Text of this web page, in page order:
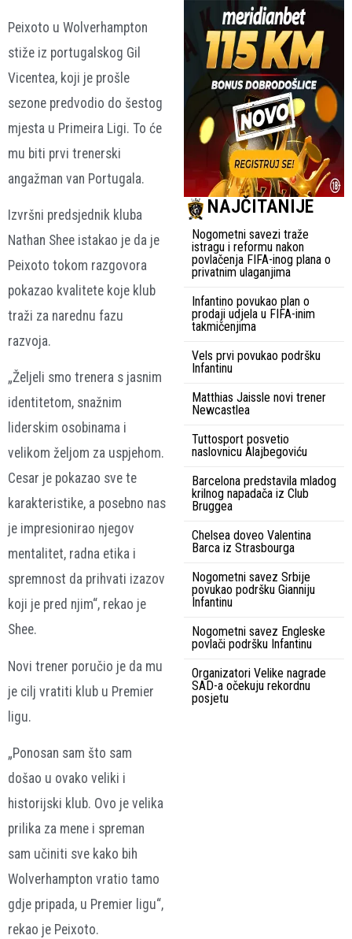
Peixoto u Wolverhampton
stiže iz portugalskog Gil
Vicentea, koji je prošle
sezone predvodio do šestog
mjesta u Primeira Ligi. To će
mu biti prvi trenerski
angažman van Portugala.
Izvršni predsjednik kluba
Nathan Shee istakao je da je
Peixoto tokom razgovora
pokazao kvalitete koje klub
traži za narednu fazu
razvoja.
„Željeli smo trenera s jasnim
identitetom, snažnim
liderskim osobinama i
velikom željom za uspjehom.
Cesar je pokazao sve te
karakteristike, a posebno nas
je impresionirao njegov
mentalitet, radna etika i
spremnost da prihvati izazov
koji je pred njim“, rekao je
Shee.
Novi trener poručio je da mu
je cilj vratiti klub u Premier
ligu.
„Ponosan sam što sam
došao u ovako veliki i
historijski klub. Ovo je velika
prilika za mene i spreman
sam učiniti sve kako bih
Wolverhampton vratio tamo
gdje pripada, u Premier ligu“,
rekao je Peixoto.
NAJČITANIJE
Nogometni savezi traže
istragu i reformu nakon
povlačenja FIFA-inog plana o
privatnim ulaganjima
Infantino povukao plan o
prodaji udjela u FIFA-inim
takmičenjima
Vels prvi povukao podršku
Infantinu
Matthias Jaissle novi trener
Newcastlea
Tuttosport posvetio
naslovnicu Alajbegoviću
Barcelona predstavila mladog
krilnog napadača iz Club
Bruggea
Chelsea doveo Valentina
Barca iz Strasbourga
Nogometni savez Srbije
povukao podršku Gianniju
Infantinu
Nogometni savez Engleske
povlači podršku Infantinu
Organizatori Velike nagrade
SAD-a očekuju rekordnu
posjetu